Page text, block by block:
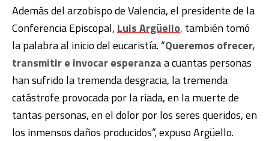
Además del arzobispo de Valencia, el presidente de la
Conferencia Episcopal, Luis Argüello, también tomó
la palabra al inicio del eucaristía. “Queremos ofrecer,
transmitir e invocar esperanzaa cuantas personas
han sufrido la tremenda desgracia, la tremenda
catástrofe provocada por la riada, en la muerte de
tantas personas, en el dolor por los seres queridos, en
los inmensos daños producidos”, expuso Argüello.